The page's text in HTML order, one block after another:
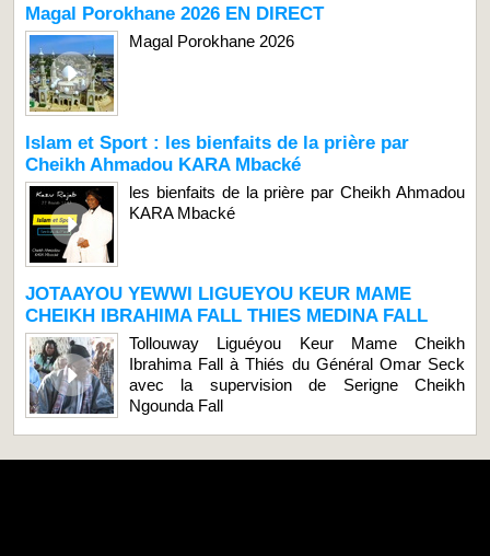
Magal Porokhane 2026 EN DIRECT
Magal Porokhane 2026
Islam et Sport : les bienfaits de la prière par
Cheikh Ahmadou KARA Mbacké
les bienfaits de la prière par Cheikh Ahmadou
KARA Mbacké
JOTAAYOU YEWWI LIGUEYOU KEUR MAME
CHEIKH IBRAHIMA FALL THIES MEDINA FALL
Tollouway Liguéyou Keur Mame Cheikh
Ibrahima Fall à Thiés du Général Omar Seck
avec la supervision de Serigne Cheikh
Ngounda Fall